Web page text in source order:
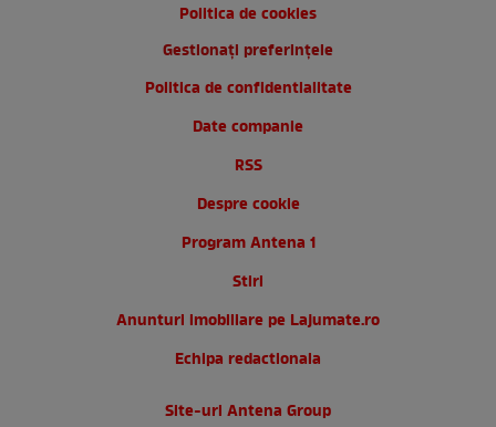
Politica de cookies
Gestionați preferințele
Politica de confidentialitate
Date companie
RSS
Despre cookie
Program Antena 1
Stiri
Anunturi imobiliare pe Lajumate.ro
Echipa redactionala
Site-uri Antena Group